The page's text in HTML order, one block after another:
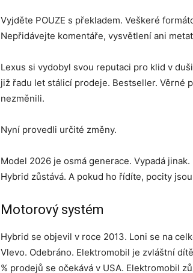
Vyjděte POUZE s překladem. Veškeré
Nepřidávejte komentáře, vysvětlení ani
Lexus si vydobyl svou reputaci pro klid v
již řadu let stálicí prodeje. Bestseller. Věrné
nezměnili.
Nyní provedli určité změny.
Model 2026 je osmá generace. Vypadá
Hybrid zůstává. A pokud ho řídíte, pocity
Motorový systém
Hybrid se objevil v roce 2013. Loni se na
Vlevo. Odebráno. Elektromobil je zvláštní
% prodejů se očekává v USA. Elektromobil